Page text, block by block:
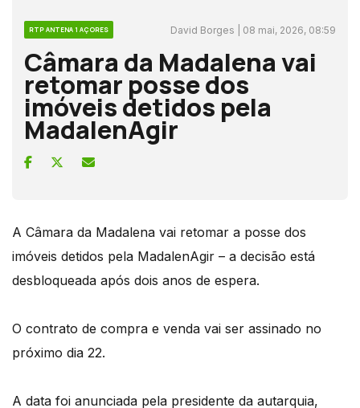
RTP ANTENA 1 AÇORES David Borges | 08 mai, 2026, 08:59
Câmara da Madalena vai
retomar posse dos
imóveis detidos pela
MadalenAgir
A Câmara da Madalena vai retomar a posse dos
imóveis detidos pela MadalenAgir – a decisão está
desbloqueada após dois anos de espera.
O contrato de compra e venda vai ser assinado no
próximo dia 22.
A data foi anunciada pela presidente da autarquia,